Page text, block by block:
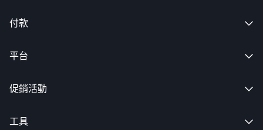
付款 
平台 
促銷活動 
工具 